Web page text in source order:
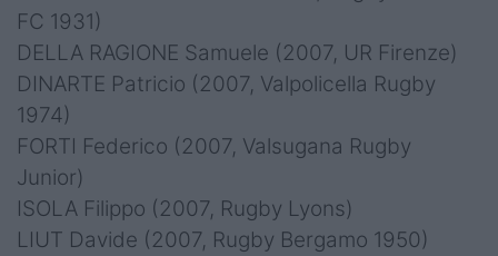
FC 1931)
DELLA RAGIONE Samuele (2007, UR Firenze)
DINARTE Patricio (2007, Valpolicella Rugby
1974)
FORTI Federico (2007, Valsugana Rugby
Junior)
ISOLA Filippo (2007, Rugby Lyons)
LIUT Davide (2007, Rugby Bergamo 1950)